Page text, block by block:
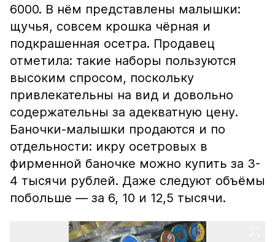
6000. В нём представлены малышки:
щучья, совсем крошка чёрная и
подкрашенная осетра. Продавец
отметила: такие наборы пользуются
высоким спросом, поскольку
привлекательны на вид и довольно
содержательны за адекватную цену.
Баночки-малышки продаются и по
отдельности: икру осетровых в
фирменной баночке можно купить за 3-
4 тысячи рублей. Даже следуют объёмы
побольше — за 6, 10 и 12,5 тысячи.